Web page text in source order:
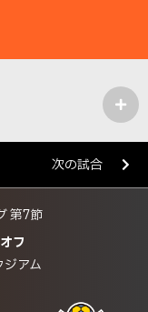
次の試合
第7節
フ
アム